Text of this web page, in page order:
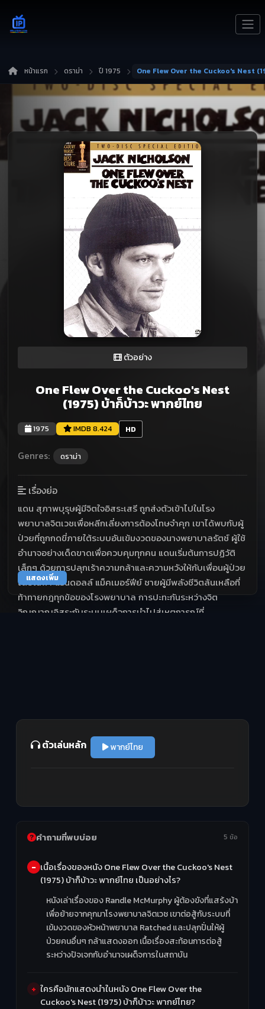
หน้าแรก ดราม่า ปี 1975
ตัวอย่าง
One Flew Over the Cuckoo's Nest
(1975) บ้าก็บ้าวะ พากย์ไทย
1975 IMDB 8.424 HD
Genres: ดราม่า
เรื่องย่อ
แดน สุภาพบุรุษผู้มีจิตใจอิสระเสรี ถูกส่งตัวเข้าไปในโรง
พยาบาลจิตเวชเพื่อหลีกเลี่ยงการต้องโทษจำคุก เขาได้พบกับผู้
ป่วยที่ถูกกดขี่ภายใต้ระบบอันเข้มงวดของนางพยาบาลรัตช์ ผู้ใช้
อำนาจอย่างเด็ดขาดเพื่อควบคุมทุกคน แดนเริ่มต้นการปฏิวัติ
เล็กๆ ด้วยการปลุกเร้าความกล้าและความหวังให้กับเพื่อนผู้ป่วย
โดยเฉพาะแรนดอลล์ แม็คเมอร์ฟีย์ ชายผู้มีพลังชีวิตล้นเหลือที่
ท้าทายกฎทุกข้อของโรงพยาบาล การปะทะกันระหว่างจิต
วิญญาณอิสระกับระบบเผด็จการนำไปสู่เหตุการณ์ที่
แสดงเพิ่ม
ตัวเล่นหลัก พากย์ไทย
คำถามที่พบบ่อย 5 ข้อ
เนื้อเรื่องของหนัง One Flew Over the Cuckoo's Nest
(1975) บ้าก็บ้าวะ พากย์ไทย เป็นอย่างไร?
หนังเล่าเรื่องของ Randle McMurphy ผู้ต้องขังที่แสร้งบ้า
เพื่อย้ายจากคุกมาโรงพยาบาลจิตเวช เขาต่อสู้กับระบบที่
เข้มงวดของหัวหน้าพยาบาล Ratched และปลุกปั่นให้ผู้
ป่วยคนอื่นๆ กล้าแสดงออก เนื้อเรื่องสะท้อนการต่อสู้
ระหว่างปัจเจกกับอำนาจเผด็จการในสถาบัน
ใครคือนักแสดงนำในหนัง One Flew Over the
Cuckoo's Nest (1975) บ้าก็บ้าวะ พากย์ไทย?